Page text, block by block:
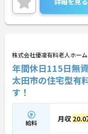
ゃる方でも安心してお
ご興味ある方は面接ポ
お気軽にお問い合わせ
株式会社優凜有料老人ホー
年間休日115日無
太田市の住宅型有
す！
給料 月収 20.0